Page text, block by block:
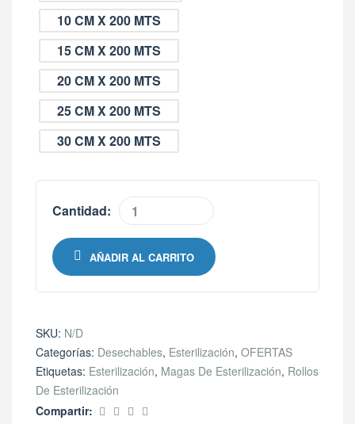
10 CM X 200 MTS
15 CM X 200 MTS
20 CM X 200 MTS
25 CM X 200 MTS
30 CM X 200 MTS
Cantidad:
AÑADIR AL CARRITO
SKU: N/D
Categorías: Desechables, Esterilización, OFERTAS
Etiquetas: Esterilización, Magas De Esterilización, Rollos
De Esterilización
Compartir: